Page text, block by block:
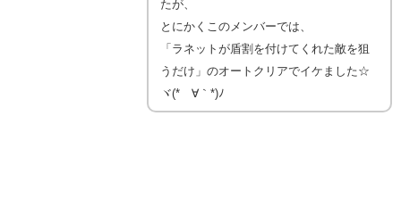
たが、
とにかくこのメンバーでは、
「ラネットが盾割を付けてくれた敵を狙
うだけ」のオートクリアでイケました☆
ヾ(*´∀｀*)ﾉ